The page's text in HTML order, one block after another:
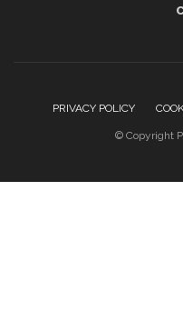
PRIVACY POLICY
© Copyright